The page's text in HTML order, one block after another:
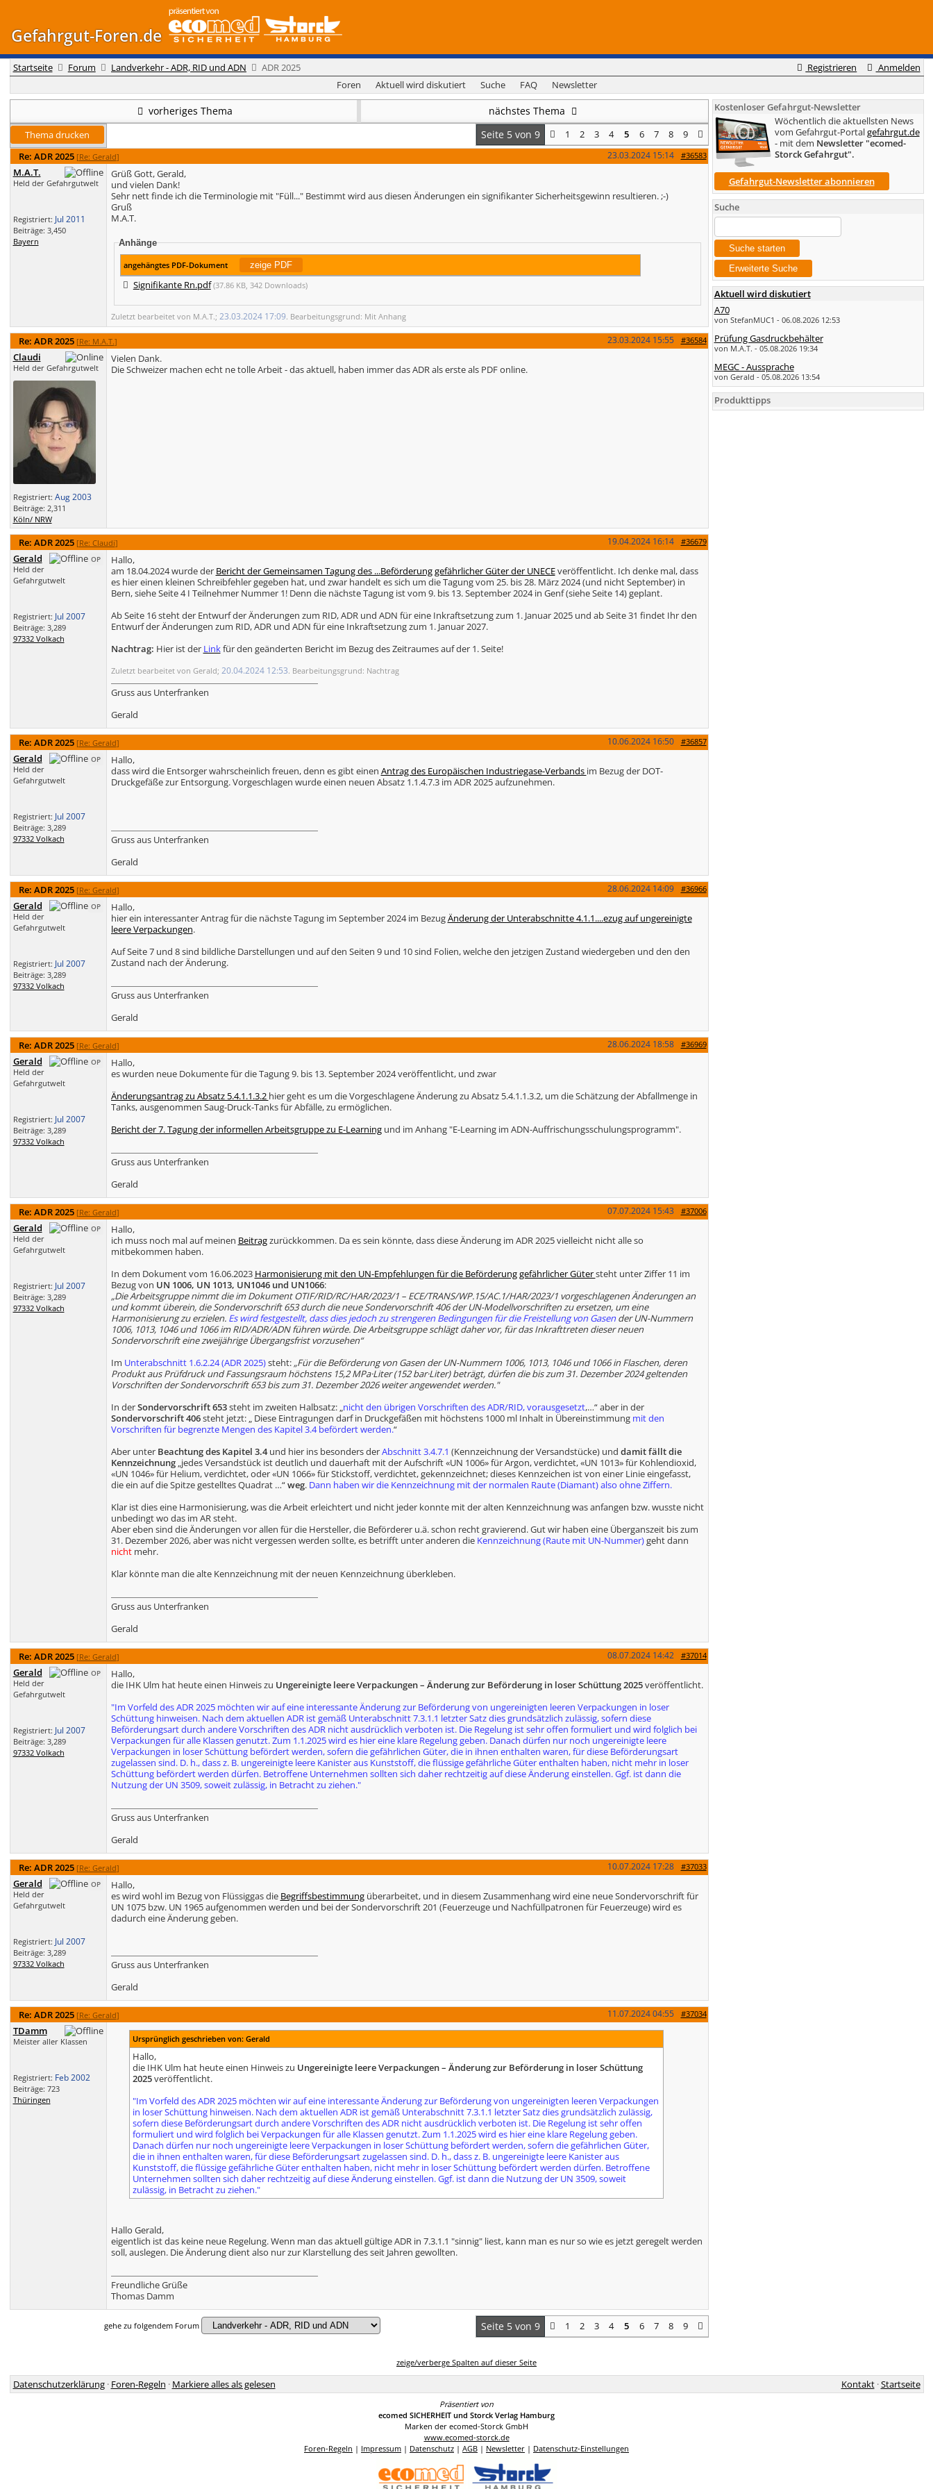
Gefahrgut-Foren.de
Registrieren Anmelden
Startseite Forum Landverkehr - ADR, RID und ADN
ADR 2025
Foren
Aktuell wird diskutiert Suche FAQ Newsletter
vorheriges Thema nächstes Thema
Thema drucken Seite 5 von 9 1 2 3 4 5 6 7 8
9
Re: ADR 2025 [Re: Gerald] #36583
23.03.2024 15:14
M.A.T.
Held der Gefahrgutwelt
Registriert: Jul 2011
Beiträge: 3,450
Bayern
Grüß Gott, Gerald,
und vielen Dank!
Sehr nett finde ich die Terminologie mit "Füll..." Bestimmt wird aus diesen Änderungen ein signifikanter Sicherheitsgewinn resultieren. ;-)
Gruß
M.A.T.
Anhänge
angehängtes PDF-Dokument
Signifikante Rn.pdf (37.86 KB, 342 Downloads)
Zuletzt bearbeitet von M.A.T.; 23.03.2024 17:09. Bearbeitungsgrund: Mit Anhang
Re: ADR 2025 [Re: M.A.T.] #36584
23.03.2024 15:55
Claudi
Held der Gefahrgutwelt
Registriert: Aug 2003
Beiträge: 2,311
Köln/ NRW
Vielen Dank.
Die Schweizer machen echt ne tolle Arbeit - das aktuell, haben immer das ADR als erste als PDF online.
Re: ADR 2025 [Re: Claudi] #36679
19.04.2024 16:14
OP
Gerald
Held der
Gefahrgutwelt
Registriert: Jul 2007
Beiträge: 3,289
97332 Volkach
Hallo,
am 18.04.2024 wurde der Bericht der Gemeinsamen Tagung des ...Beförderung gefährlicher Güter der UNECEveröffentlicht. Ich denke mal, dass
es hier einen kleinen Schreibfehler gegeben hat, und zwar handelt es sich um die Tagung vom 25. bis 28. März 2024 (und nicht September) in
Bern, siehe Seite 4 I Teilnehmer Nummer 1! Denn die nächste Tagung ist vom 9. bis 13. September 2024 in Genf (siehe Seite 14) geplant.
Ab Seite 16 steht der Entwurf der Änderungen zum RID, ADR und ADN für eine Inkraftsetzung zum 1. Januar 2025 und ab Seite 31 findet Ihr den
Entwurf der Änderungen zum RID, ADR und ADN für eine Inkraftsetzung zum 1. Januar 2027.
Nachtrag: Hier ist der Linkfür den geänderten Bericht im Bezug des Zeitraumes auf der 1. Seite!
Zuletzt bearbeitet von Gerald; 20.04.2024 12:53. Bearbeitungsgrund: Nachtrag
Gruss aus Unterfranken
Gerald
Re: ADR 2025 [Re: Gerald] #36857
10.06.2024 16:50
OP
Gerald
Held der
Gefahrgutwelt
Registriert: Jul 2007
Beiträge: 3,289
97332 Volkach
Hallo,
dass wird die Entsorger wahrscheinlich freuen, denn es gibt einen Antrag des Europäischen Industriegase-Verbands im Bezug der DOT-
Druckgefäße zur Entsorgung. Vorgeschlagen wurde einen neuen Absatz 1.1.4.7.3 im ADR 2025 aufzunehmen.
Gruss aus Unterfranken
Gerald
Re: ADR 2025 [Re: Gerald] #36966
28.06.2024 14:09
OP
Gerald
Held der
Gefahrgutwelt
Registriert: Jul 2007
Beiträge: 3,289
97332 Volkach
Hallo,
hier ein interessanter Antrag für die nächste Tagung im September 2024 im BezugÄnderung der Unterabschnitte 4.1.1....ezug auf ungereinigte
leere Verpackungen.
Auf Seite 7 und 8 sind bildliche Darstellungen und auf den Seiten 9 und 10 sind Folien, welche den jetzigen Zustand wiedergeben und den den
Zustand nach der Änderung.
Gruss aus Unterfranken
Gerald
Re: ADR 2025 [Re: Gerald] #36969
28.06.2024 18:58
OP
Gerald
Held der
Gefahrgutwelt
Registriert: Jul 2007
Beiträge: 3,289
97332 Volkach
Hallo,
es wurden neue Dokumente für die Tagung 9. bis 13. September 2024 veröffentlicht, und zwar
Änderungsantrag zu Absatz 5.4.1.1.3.2 hier geht es um die Vorgeschlagene Änderung zu Absatz 5.4.1.1.3.2, um die Schätzung der Abfallmenge in
Tanks, ausgenommen Saug-Druck-Tanks für Abfälle, zu ermöglichen.
Bericht der 7. Tagung der informellen Arbeitsgruppe zu E-Learningund im Anhang "E-Learning im ADN-Auffrischungsschulungsprogramm".
Gruss aus Unterfranken
Gerald
Re: ADR 2025 [Re: Gerald] #37006
07.07.2024 15:43
OP
Gerald
Held der
Gefahrgutwelt
Registriert: Jul 2007
Beiträge: 3,289
97332 Volkach
Hallo,
ich muss noch mal auf meinen Beitragzurückkommen. Da es sein könnte, dass diese Änderung im ADR 2025 vielleicht nicht alle so
mitbekommen haben.
In dem Dokument vom 16.06.2023 Harmonisierung mit den UN-Empfehlungen für die Beförderung gefährlicher Gütersteht unter Ziffer 11 im
Bezug von UN 1006, UN 1013, UN1046 und UN1066:
„Die Arbeitsgruppe nimmt die im Dokument OTIF/RID/RC/HAR/2023/1 – ECE/TRANS/WP.15/AC.1/HAR/2023/1 vorgeschlagenen Änderungen an
und kommt überein, die Sondervorschrift 653 durch die neue Sondervorschrift 406 der UN-Modellvorschriften zu ersetzen, um eine
Harmonisierung zu erzielen. Es wird festgestellt, dass dies jedoch zu strengeren Bedingungen für die Freistellung von Gasender UN-Nummern
1006, 1013, 1046 und 1066 im RID/ADR/ADN führen würde. Die Arbeitsgruppe schlägt daher vor, für das Inkrafttreten dieser neuen
Sondervorschrift eine zweijährige Übergangsfrist vorzusehen“
Im Unterabschnitt 1.6.2.24 (ADR 2025)steht: „Für die Beförderung von Gasen der UN-Nummern 1006, 1013, 1046 und 1066 in Flaschen, deren
Produkt aus Prüfdruck und Fassungsraum höchstens 15,2 MPa·Liter (152 bar·Liter) beträgt, dürfen die bis zum 31. Dezember 2024 geltenden
Vorschriften der Sondervorschrift 653 bis zum 31. Dezember 2026 weiter angewendet werden."
In derSondervorschrift 653steht im zweiten Halbsatz: „nicht den übrigen Vorschriften des ADR/RID, vorausgesetzt,…“ aber in der
Sondervorschrift 406steht jetzt: „ Diese Eintragungen darf in Druckgefäßen mit höchstens 1000 ml Inhalt in Übereinstimmung mit den
Vorschriften für begrenzte Mengen des Kapitel 3.4 befördert werden.“
Aber unter Beachtung des Kapitel 3.4und hier ins besonders derAbschnitt 3.4.7.1 (Kennzeichnung der Versandstücke) und damit fällt die
Kennzeichnung„jedes Versandstück ist deutlich und dauerhaft mit der Aufschrift «UN 1006» für Argon, verdichtet, «UN 1013» für Kohlendioxid,
«UN 1046» für Helium, verdichtet, oder «UN 1066» für Stickstoff, verdichtet, gekennzeichnet; dieses Kennzeichen ist von einer Linie eingefasst,
die ein auf die Spitze gestelltes Quadrat …“weg. Dann haben wir die Kennzeichnung mit der normalen Raute (Diamant) also ohne Ziffern.
Klar ist dies eine Harmonisierung, was die Arbeit erleichtert und nicht jeder konnte mit der alten Kennzeichnung was anfangen bzw. wusste nicht
unbedingt wo das im AR steht.
Aber eben sind die Änderungen vor allen für die Hersteller, die Beförderer u.ä. schon recht gravierend. Gut wir haben eine Überganszeit bis zum
31. Dezember 2026, aber was nicht vergessen werden sollte, es betrifft unter anderen die Kennzeichnung (Raute mit UN-Nummer)geht dann
nichtmehr.
Klar könnte man die alte Kennzeichnung mit der neuen Kennzeichnung überkleben.
Gruss aus Unterfranken
Gerald
Re: ADR 2025 [Re: Gerald] #37014
08.07.2024 14:42
OP
Gerald
Held der
Gefahrgutwelt
Registriert: Jul 2007
Beiträge: 3,289
97332 Volkach
Hallo,
die IHK Ulm hat heute einen Hinweis zu Ungereinigte leere Verpackungen – Änderung zur Beförderung in loser Schüttung 2025veröffentlicht.
"Im Vorfeld des ADR 2025 möchten wir auf eine interessante Änderung zur Beförderung von ungereinigten leeren Verpackungen in loser
Schüttung hinweisen. Nach dem aktuellen ADR ist gemäß Unterabschnitt 7.3.1.1 letzter Satz dies grundsätzlich zulässig, sofern diese
Beförderungsart durch andere Vorschriften des ADR nicht ausdrücklich verboten ist. Die Regelung ist sehr offen formuliert und wird folglich bei
Verpackungen für alle Klassen genutzt. Zum 1.1.2025 wird es hier eine klare Regelung geben. Danach dürfen nur noch ungereinigte leere
Verpackungen in loser Schüttung befördert werden, sofern die gefährlichen Güter, die in ihnen enthalten waren, für diese Beförderungsart
zugelassen sind. D. h., dass z. B. ungereinigte leere Kanister aus Kunststoff, die flüssige gefährliche Güter enthalten haben, nicht mehr in loser
Schüttung befördert werden dürfen. Betroffene Unternehmen sollten sich daher rechtzeitig auf diese Änderung einstellen. Ggf. ist dann die
Nutzung der UN 3509, soweit zulässig, in Betracht zu ziehen."
Gruss aus Unterfranken
Gerald
Re: ADR 2025 [Re: Gerald] #37033
10.07.2024 17:28
OP
Gerald
Held der
Gefahrgutwelt
Registriert: Jul 2007
Beiträge: 3,289
97332 Volkach
Hallo,
es wird wohl im Bezug von Flüssiggas die Begriffsbestimmungüberarbeitet, und in diesem Zusammenhang wird eine neue Sondervorschrift für
UN 1075 bzw. UN 1965 aufgenommen werden und bei der Sondervorschrift 201 (Feuerzeuge und Nachfüllpatronen für Feuerzeuge) wird es
dadurch eine Änderung geben.
Gruss aus Unterfranken
Gerald
Re: ADR 2025 [Re: Gerald] #37034
11.07.2024 04:55
TDamm
Meister aller Klassen
Registriert: Feb 2002
Beiträge: 723
Thüringen
Ursprünglich geschrieben von: Gerald
Hallo,
die IHK Ulm hat heute einen Hinweis zu Ungereinigte leere Verpackungen – Änderung zur Beförderung in loser Schüttung
2025veröffentlicht.
"Im Vorfeld des ADR 2025 möchten wir auf eine interessante Änderung zur Beförderung von ungereinigten leeren Verpackungen
in loser Schüttung hinweisen. Nach dem aktuellen ADR ist gemäß Unterabschnitt 7.3.1.1 letzter Satz dies grundsätzlich zulässig,
sofern diese Beförderungsart durch andere Vorschriften des ADR nicht ausdrücklich verboten ist. Die Regelung ist sehr offen
formuliert und wird folglich bei Verpackungen für alle Klassen genutzt. Zum 1.1.2025 wird es hier eine klare Regelung geben.
Danach dürfen nur noch ungereinigte leere Verpackungen in loser Schüttung befördert werden, sofern die gefährlichen Güter,
die in ihnen enthalten waren, für diese Beförderungsart zugelassen sind. D. h., dass z. B. ungereinigte leere Kanister aus
Kunststoff, die flüssige gefährliche Güter enthalten haben, nicht mehr in loser Schüttung befördert werden dürfen. Betroffene
Unternehmen sollten sich daher rechtzeitig auf diese Änderung einstellen. Ggf. ist dann die Nutzung der UN 3509, soweit
zulässig, in Betracht zu ziehen."
Hallo Gerald,
eigentlich ist das keine neue Regelung. Wenn man das aktuell gültige ADR in 7.3.1.1 "sinnig" liest, kann man es nur so wie es jetzt geregelt werden
soll, auslegen. Die Änderung dient also nur zur Klarstellung des seit Jahren gewollten.
Freundliche Grüße
Thomas Damm
Seite 5 von 9 1 2 3 4 5 6 7 8 9
gehe zu folgendem Forum
Kostenloser Gefahrgut-Newsletter
Wöchentlich die aktuellsten News
vom Gefahrgut-Portalgefahrgut.de
- mit dem Newsletter "ecomed-
Storck Gefahrgut".
Gefahrgut-Newsletter abonnieren
Suche
Aktuell wird diskutiert
A70
von StefanMUC1 - 06.08.2026 12:53
Prüfung Gasdruckbehälter
von M.A.T. - 05.08.2026 19:34
MEGC - Aussprache
von Gerald - 05.08.2026 13:54
Produkttipps
zeige/verberge Spalten auf dieser Seite
Datenschutzerklärung· Foren-Regeln · Markiere alles als gelesen Kontakt·Startseite
Präsentiert von
ecomed SICHERHEIT und Storck Verlag Hamburg
Marken der ecomed-Storck GmbH
www.ecomed-storck.de
Foren-Regeln | Impressum | Datenschutz | AGB | Newsletter | Datenschutz-Einstellungen